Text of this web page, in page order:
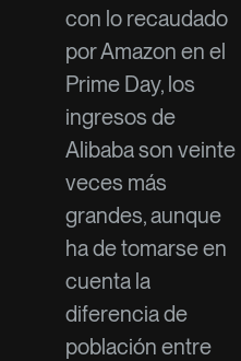
con lo recaudado
por Amazon en el
Prime Day, los
ingresos de
Alibaba son veinte
veces más
grandes, aunque
ha de tomarse en
cuenta la
diferencia de
población entre